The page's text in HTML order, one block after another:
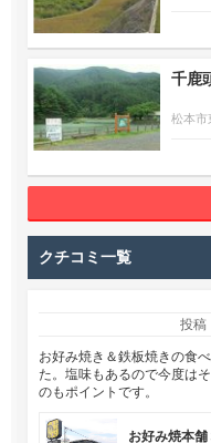
千鹿
松本市
クチコミ一覧
投稿
お好み焼き＆鉄板焼きの食
た。塩味もあるので今度は
のもポイントです。
お好み焼本舗